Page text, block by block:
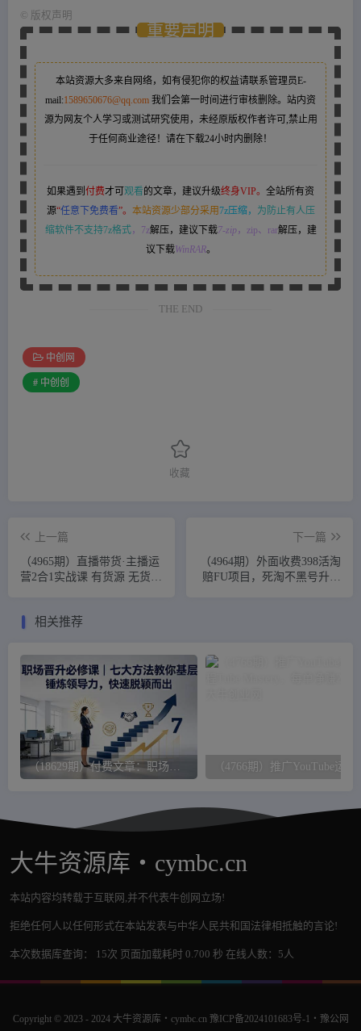
版权声明
重要声明
本站资源大多来自网络，如有侵犯你的权益请联系管理员E-
mail:1589650676@qq.com 我们会第一时间进行审核删除。站内资
源为网友个人学习或测试研究使用，未经原版权作者许可,禁止用
于任何商业途径！请在下载24小时内删除！
如果遇到 付费才可 观看 的文章，建议升级终身VIP。 全站所有资
源“任意下免费看”。 本站资源少部分采用7z压缩，
为防止有人压
缩软件不支持7z格式，7z解压，建议下载7-zip，zip、rar解压，建
议下载WinRAR。
THE END
中创网
# 中创创
收藏
上一篇
（4965期）直播带货·主播运
营2合1实战课 有货源 无货源
下一篇
（4964期）外面收费398活淘
赔FU项目，死淘不黑号升级
相关推荐
大牛资源库・cymbc.cn
本站内容均转载于互联网,并不代表牛创网立场!
拒绝任何人以任何形式在本站发表与中华人民共和国法律相抵触的言论!
本次数据库查询： 15次 页面加载耗时 0.700 秒 在线人数：5人
Copyright © 2023 - 2024 大牛资源库・cymbc.cn 豫ICP备2024101683号-1 ・ 豫公网